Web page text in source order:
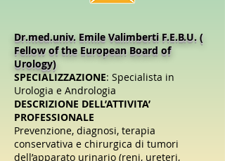
Dr.med.univ. Emile Valimberti F.E.B.U. (
Fellow of the European Board of
Urology)
SPECIALIZZAZIONE: Specialista in
Urologia e Andrologia
DESCRIZIONE DELL’ATTIVITA’
PROFESSIONALE
Prevenzione, diagnosi, terapia
conservativa e chirurgica di tumori
dell’apparato urinario (reni, ureteri,